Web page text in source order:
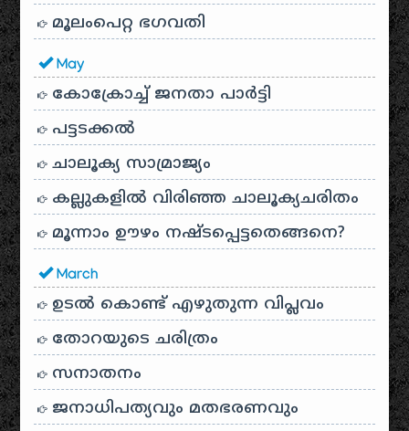
മൂലംപെറ്റ ഭഗവതി
May
കോക്രോച്ച് ജനതാ പാർട്ടി
പട്ടടക്കൽ
ചാലൂക്യ സാമ്രാജ്യം
കല്ലുകളിൽ വിരിഞ്ഞ ചാലൂക്യചരിതം
മൂന്നാം ഊഴം നഷ്ടപ്പെട്ടതെങ്ങനെ?
March
ഉടൽ കൊണ്ട് എഴുതുന്ന വിപ്ലവം
തോറയുടെ ചരിത്രം
സനാതനം
ജനാധിപത്യവും മതഭരണവും